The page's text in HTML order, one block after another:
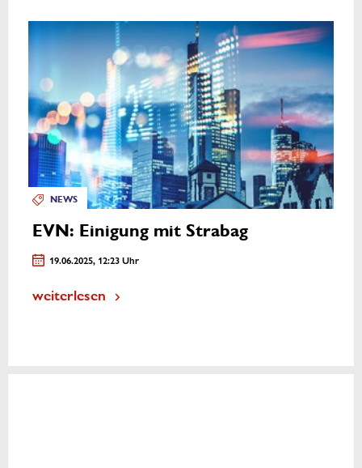
NEWS
EVN: Einigung mit Strabag
19.06.2025, 12:23 Uhr
weiterlesen